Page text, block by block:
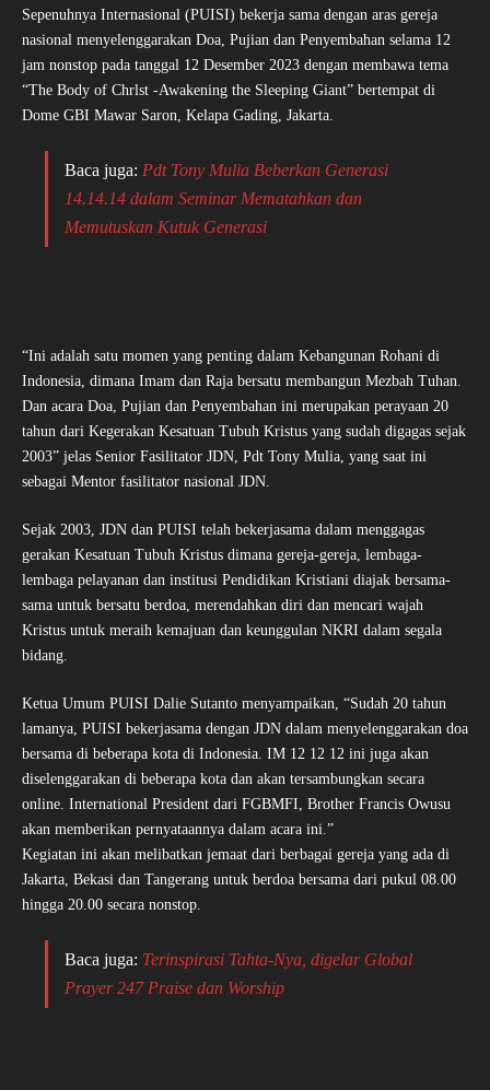
Sepenuhnya Internasional (PUISI) bekerja sama dengan aras gereja
nasional menyelenggarakan Doa, Pujian dan Penyembahan selama 12
jam nonstop pada tanggal 12 Desember 2023 dengan membawa tema
“The Body of Chrlst -Awakening the Sleeping Giant” bertempat di
Dome GBI Mawar Saron, Kelapa Gading, Jakarta.
Baca juga: Pdt Tony Mulia Beberkan Generasi
14.14.14 dalam Seminar Mematahkan dan
Memutuskan Kutuk Generasi
“Ini adalah satu momen yang penting dalam Kebangunan Rohani di
Indonesia, dimana Imam dan Raja bersatu membangun Mezbah Tuhan.
Dan acara Doa, Pujian dan Penyembahan ini merupakan perayaan 20
tahun dari Kegerakan Kesatuan Tubuh Kristus yang sudah digagas sejak
2003” jelas Senior Fasilitator JDN, Pdt Tony Mulia, yang saat ini
sebagai Mentor fasilitator nasional JDN.
Sejak 2003, JDN dan PUISI telah bekerjasama dalam menggagas
gerakan Kesatuan Tubuh Kristus dimana gereja-gereja, lembaga-
lembaga pelayanan dan institusi Pendidikan Kristiani diajak bersama-
sama untuk bersatu berdoa, merendahkan diri dan mencari wajah
Kristus untuk meraih kemajuan dan keunggulan NKRI dalam segala
bidang.
Ketua Umum PUISI Dalie Sutanto menyampaikan, “Sudah 20 tahun
lamanya, PUISI bekerjasama dengan JDN dalam menyelenggarakan doa
bersama di beberapa kota di Indonesia. IM 12 12 12 ini juga akan
diselenggarakan di beberapa kota dan akan tersambungkan secara
online. International President dari FGBMFI, Brother Francis Owusu
akan memberikan pernyataannya dalam acara ini.”
Kegiatan ini akan melibatkan jemaat dari berbagai gereja yang ada di
Jakarta, Bekasi dan Tangerang untuk berdoa bersama dari pukul 08.00
hingga 20.00 secara nonstop.
Baca juga: Terinspirasi Tahta-Nya, digelar Global
Prayer 247 Praise dan Worship